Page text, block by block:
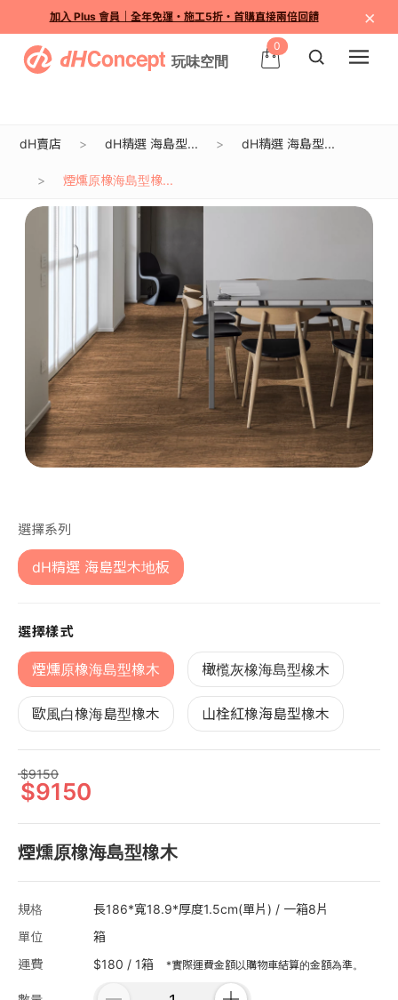
加入 Plus 會員｜全年免運・施工5折・首購直接兩倍回饋 ×
0
dH賣店 dH精選 海島型... dH精選 海島型...
煙燻原橡海島型橡...
選擇系列
dH精選 海島型木地板
選擇樣式
煙燻原橡海島型橡木 橄㰖灰橡海島型橡木
歐風白橡海島型橡木 山栓紅橡海島型橡木
9150
9150
煙燻原橡海島型橡木
規格
長186*寬18.9*厚度1.5cm(單片) / 一箱8片
單位
箱
運費
$180 / 1箱 *實際運費金額以購物車結算的金額為準。